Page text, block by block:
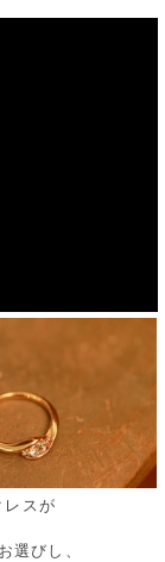
スが
選びし、